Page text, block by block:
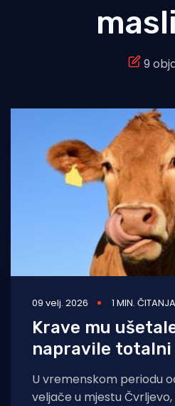
Turizam i nautika
Pomorstvo
Tradicija i kultura
9
09 velj. 2026 1 MIN. ČITANJA
Krave mu
napravile totalni
U vremenskom periodu
veljače u mjestu